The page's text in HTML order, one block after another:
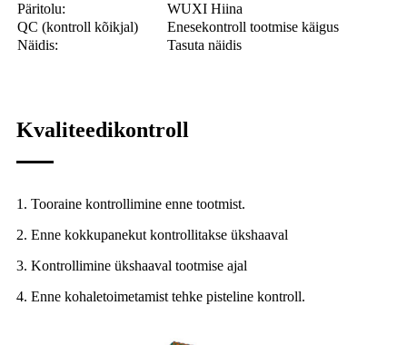
Päritolu:
WUXI Hiina
QC (kontroll kõikjal)
Enesekontroll tootmise käigus
Näidis:
Tasuta näidis
Kvaliteedikontroll
1. Tooraine kontrollimine enne tootmist.
2. Enne kokkupanekut kontrollitakse ükshaaval
3. Kontrollimine ükshaaval tootmise ajal
4. Enne kohaletoimetamist tehke pisteline kontroll.